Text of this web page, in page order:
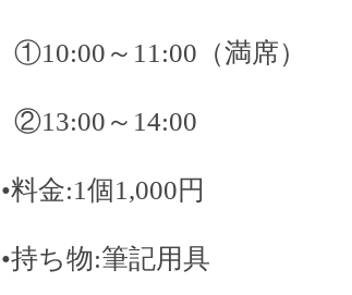
①10:00 ～ 11:00（満席）
②13:00 ～ 14:00
•料金:1個1 ,000円
•持ち物:筆記用具